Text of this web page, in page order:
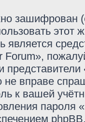
зашифрован
этот
является
не вправе
к вашей
пароля